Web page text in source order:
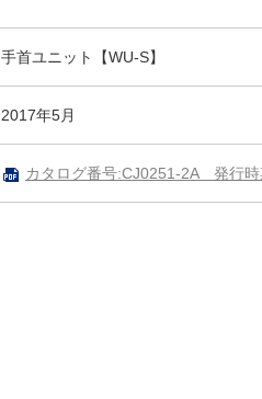
手首ユニット【WU-S】
2017年5月
カタログ番号:CJ0251-2A 発行